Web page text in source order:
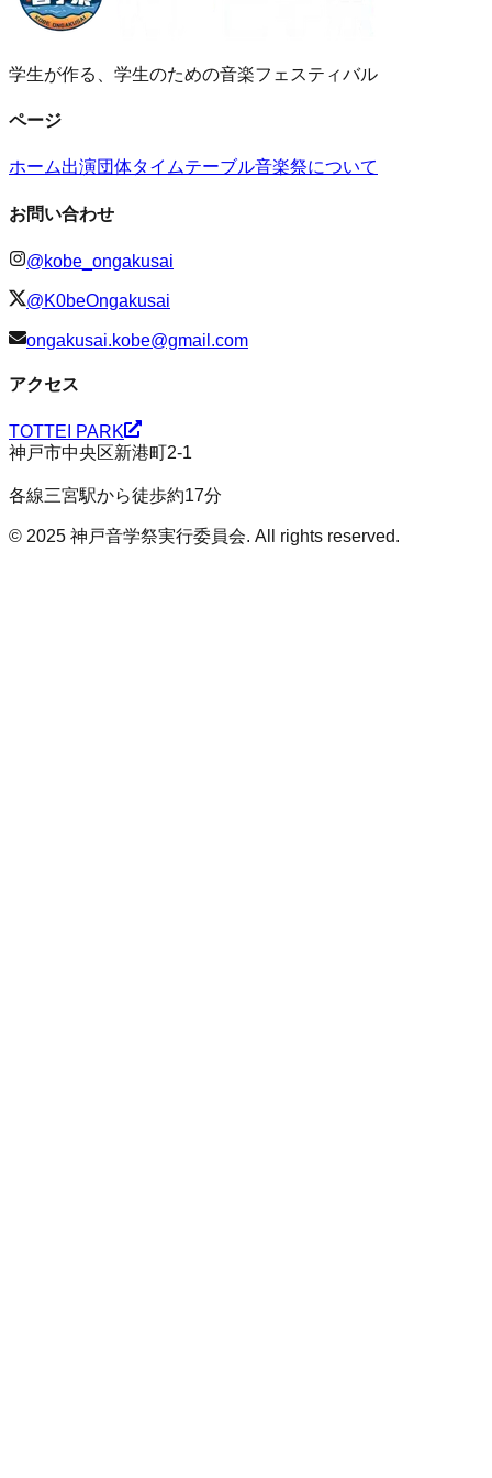
学生が作る、学生のための音楽フェスティバル
ページ
ホーム出演団体タイムテーブル音楽祭について
お問い合わせ
@kobe_ongakusai
@K0beOngakusai
ongakusai.kobe@gmail.com
アクセス
TOTTEI PARK
神戸市中央区新港町2-1
各線三宮駅から徒歩約17分
© 2025 神戸音学祭実行委員会. All rights reserved.